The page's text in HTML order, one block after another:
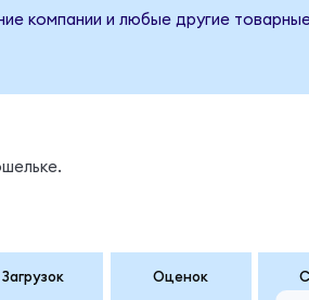
компании и любые другие товарные
Загрузок Оценок